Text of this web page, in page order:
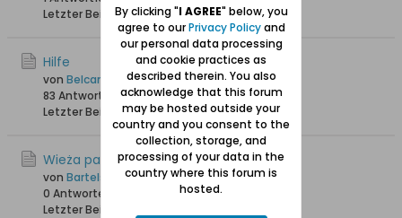
Letzter Beitrag 21.06.2019, 15:01
Hilfe
von Belcanto
83 Antworten
121.461 Hits0 Likes
Letzter Beitrag22.01.2019, 20:33
Wieża pamięci
von Bartels
0 Antworten
0 Likes
Letzter Beitrag
By clicking "I AGREE" below, you
agree to ourPrivacy Policyand
our personal data processing
and cookie practices as
described therein. You also
acknowledge that this forum
may be hosted outside your
country and you consent to the
collection, storage, and
processing of your data in the
country where this forum is
hosted.